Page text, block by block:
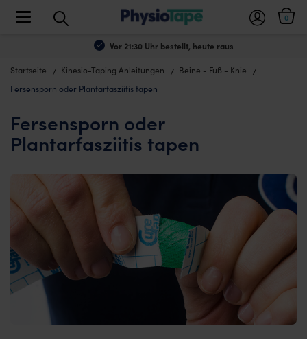
Vor 21:30 Uhr bestellt, heute raus
0
Toggle navigation
Startseite Kinesio-Taping Anleitungen
Beine - Fuß - Knie
Fersensporn oder Plantarfasziitis tapen
Fersensporn oder
Plantarfasziitis tapen